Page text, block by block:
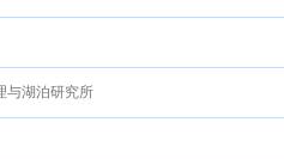
湖泊研究所